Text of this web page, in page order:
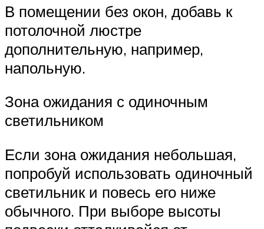
В помещении без окон, добавь к
потолочной люстре
дополнительную, например,
напольную.
Зона ожидания с одиночным
светильником
Если зона ожидания небольшая,
попробуй использовать одиночный
светильник и повесь его ниже
обычного. При выборе высоты